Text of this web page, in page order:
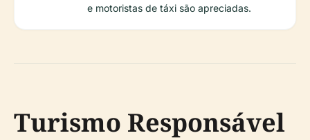
e motoristas de táxi são apreciadas.
Turismo Responsável